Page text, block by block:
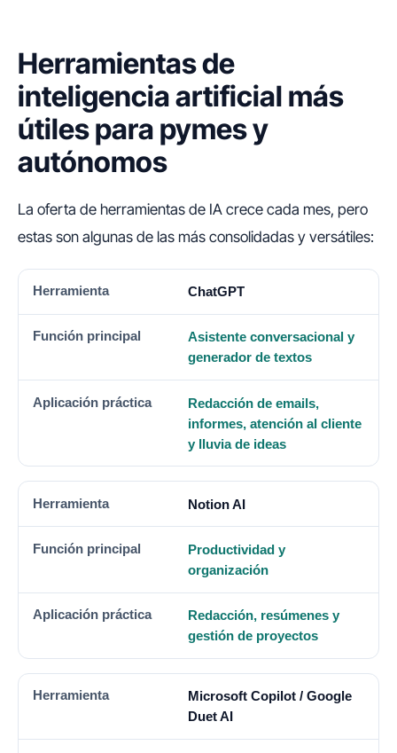
Herramientas de
inteligencia artificial más
útiles para pymes y
autónomos
La oferta de herramientas de IA crece cada mes, pero
estas son algunas de las más consolidadas y versátiles:
HERRAMIENTA FUNCIÓN PRINCIPAL
ChatGPT
Asistente conversacional y
generador de textos
Redacción de emails,
informes, atención al cliente
y lluvia de ideas
Notion AI
Productividad y
organización
Redacción, resúmenes y
gestión de proyectos
Microsoft Copilot / Google
Duet AI